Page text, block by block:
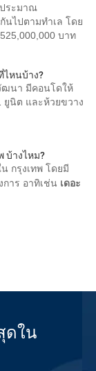
ระมาณ
นไปตามทำเล โดย
บาท
ไหนบ้าง?
ฒนา มีคอนโดให้
ยูนิต และห้วยขวาง
บ้างไหม?
กรุงเทพ โดยมี
าร อาทิเช่น เดอะ
ดใน